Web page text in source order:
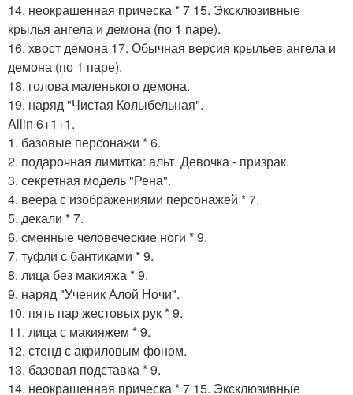
14. неокрашенная прическа * 7 15. Эксклюзивные
крылья ангела и демона (по 1 паре).
16. хвост демона 17. Обычная версия крыльев ангела и
демона (по 1 паре).
18. голова маленького демона.
19. наряд "Чистая Колыбельная".
Allin 6+1+1.
1. базовые персонажи * 6.
2. подарочная лимитка: альт. Девочка - призрак.
3. секретная модель "Рена".
4. веера с изображениями персонажей * 7.
5. декали * 7.
6. сменные человеческие ноги * 9.
7. туфли с бантиками * 9.
8. лица без макияжа * 9.
9. наряд "Ученик Алой Ночи".
10. пять пар жестовых рук * 9.
11. лица с макияжем * 9.
12. стенд с акриловым фоном.
13. базовая подставка * 9.
14. неокрашенная прическа * 7 15. Эксклюзивные